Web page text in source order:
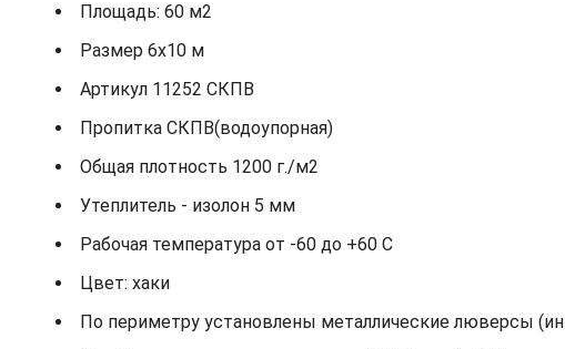
Площадь: 60 м2
Размер 6х10 м
Артикул 11252 СКПВ
Пропитка СКПВ(водоупорная)
Общая плотность 1200 г./м2
Утеплитель - изолон 5 мм
Рабочая температура от -60 до +60 С
Цвет: хаки
По периметру установлены металлические люверсы